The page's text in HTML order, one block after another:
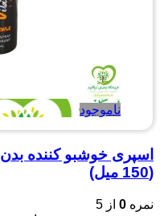
ناموجود
(150 میل)
نمره 0 از 5